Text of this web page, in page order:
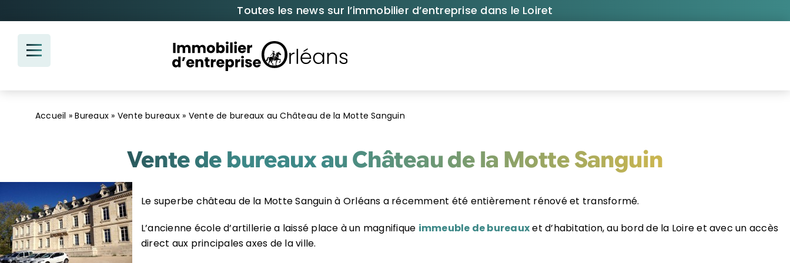
au
contenu
Toutes les news sur l’immobilier d’entreprise dans le Loiret
Accueil »Bureaux » Vente bureaux» Vente de bureaux au Château de la Motte Sanguin
Vente de bureaux au Château de la Motte Sanguin
Le superbe château de la Motte Sanguin à Orléans a récemment été entièrement rénové et transformé.
L’ancienne école d’artillerie a laissé place à un magnifique immeuble de bureauxetd’habitation, au bord de la Loire et avec un accès
direct aux principales axes de la ville.